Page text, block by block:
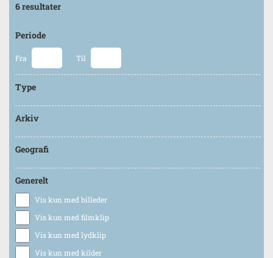
6 resultater
Periode
Fra Til
Type
Arkiv
Geografi
Generelt
Vis kun med billeder
Vis kun med filmklip
Vis kun med lydklip
Vis kun med kilder